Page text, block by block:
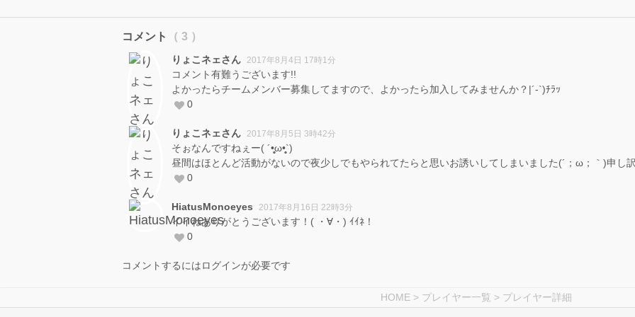
コメント （ 3 ）
りょこネェさん 2017年8月4日 17時1分
コメント有難うございます!!
よかったらチームメンバー募集してますので、よかったら加入してみませんか？|´-`)ﾁﾗｯ
0
りょこネェさん 2017年8月5日 3時42分
そぉなんですねぇー( ´•̥̥̥ω•̥̥̥`)
昼間はほとんど活動がないので夜少しでもやられてたらと思いお誘いしてしまいました(´；ω；｀)申し
0
HiatusMonoeyes 2017年8月16日 22時3分
イイねありがとうございます！( ・∀・) ｲｲﾈ！
0
コメントするにはログインが必要です
HOME > プレイヤー一覧 > プレイヤー詳細